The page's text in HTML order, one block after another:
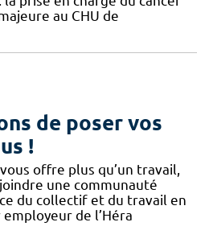
au CHU de
de poser vos
!
offre plus qu’un travail,
une communauté
du collectif et du travail en
de l’Héra